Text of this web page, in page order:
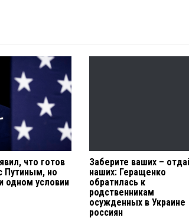
что готов
Путиным, но
одном условии
Заберите ваших –
наших: Геращенко
обратилась к
родственникам
осужденных в Украине
россиян